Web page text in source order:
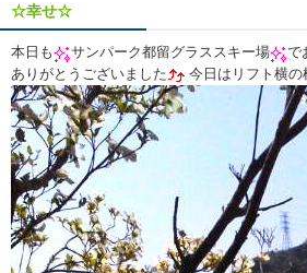
☆幸せ☆
本日も サンパーク都留グラススキー場
で
ありがとうございました
今日はリフト横の